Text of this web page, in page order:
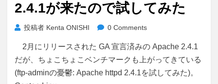
2.4.1が来たので試してみた
投稿者 Kenta ONISHI 0 Comments
2月にリリースされた GA 宣言済みの Apache 2.4.1
だが、ちょこちょこベンチマークも上がってきている
(ftp-adminの憂鬱: Apache httpd 2.4.1を試してみた)。